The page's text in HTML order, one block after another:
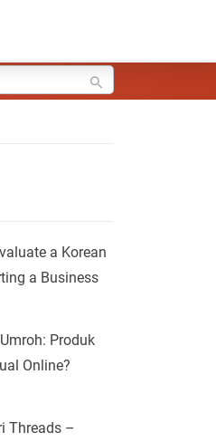
a Korean
a Business
Produk
Online?
Threads –